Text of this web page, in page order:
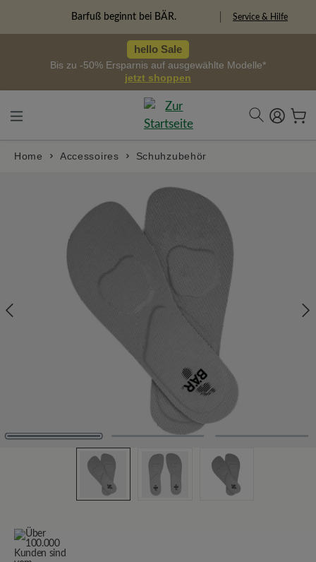
Freiheitspioniere Service & Hilfe
hello Sale
Bis zu -50% Ersparnis auf ausgewählte Modelle*
jetzt shoppen
Home Accessoires Schuhzubehör